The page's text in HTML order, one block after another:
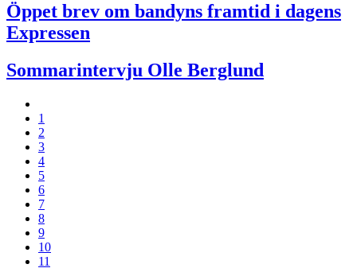
Öppet brev om bandyns framtid i dagens
Expressen
Sommarintervju Olle Berglund
1
2
3
4
5
6
7
8
9
10
11